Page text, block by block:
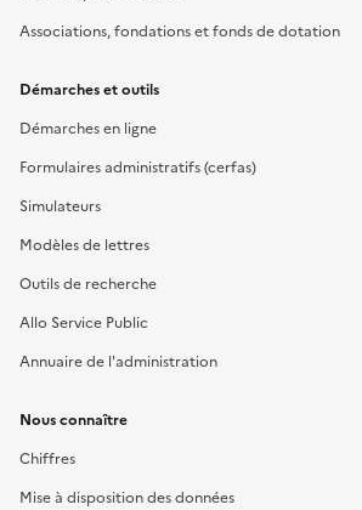
Associations, fondations et fonds de dotation
Démarches et outils
Démarches en ligne
Formulaires administratifs (cerfas)
Simulateurs
Modèles de lettres
Outils de recherche
Allo Service Public
Annuaire de l'administration
Nous connaître
Chiffres
Mise à disposition des données